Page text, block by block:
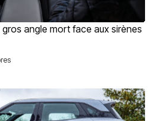
angle mort face aux sirènes